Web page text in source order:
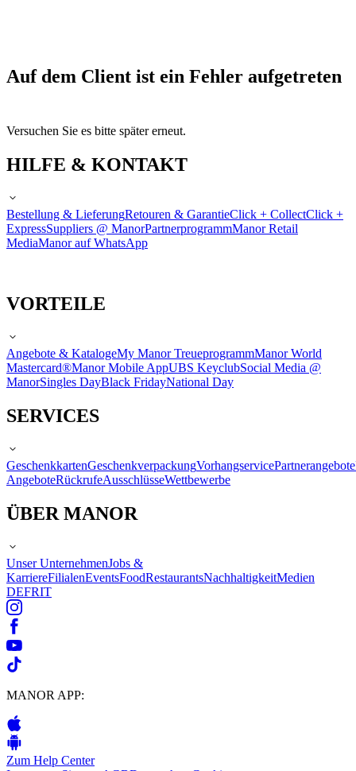
Auf dem Client ist ein Fehler aufgetreten
Versuchen Sie es bitte später erneut.
HILFE & KONTAKT
Bestellung & LieferungRetouren & GarantieClick + CollectClick +
ExpressSuppliers @ ManorPartnerprogrammManor Retail
MediaManor auf WhatsApp
VORTEILE
Angebote & KatalogeMy Manor TreueprogrammManor World
Mastercard®Manor Mobile AppUBS KeyclubSocial Media @
ManorSingles DayBlack FridayNational Day
SERVICES
GeschenkkartenGeschenkverpackungVorhangservicePartnerangebote
AngeboteRückrufeAusschlüsseWettbewerbe
ÜBER MANOR
Unser UnternehmenJobs &
KarriereFilialenEventsFoodRestaurantsNachhaltigkeitMedien
DEFRIT
MANOR APP:
Zum Help Center